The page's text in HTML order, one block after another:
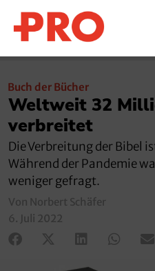
Buch der Bücher
Weltweit 32
verbreitet
Die Verbreitung der Bibel
Während der Pandemie
weniger gefragt.
Von Norbert Schäfer
6. Juli 2022